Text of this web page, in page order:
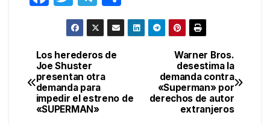
e
b
o
o
w
itt
er
el
e
gr
a
m
o
m
tir
Navegación
de
entradas
Warner Bros.
desestima la
demanda contra
«Superman» por
derechos de autor
extranjeros
Los herederos de
Joe Shuster
presentan otra
demanda para
impedir el estreno de
«SUPERMAN»